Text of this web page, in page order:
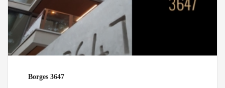
Borges 3647